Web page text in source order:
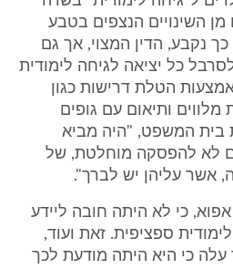
השינויים הנצפים בטבע
כך נקבע, הדין המצוי, אך גם
כל יציאה לגיחה לימודית
הטלת דרישות כגון
ותיאום עם גופים
בית המשפט, "היה מביא
לא להפסקה מוחלטת, של
אשר עליהן יש לברך".
כי לא היתה חובה ליידע
ספציפית. זאת ועוד,
כי היא היתה מודעת לכך